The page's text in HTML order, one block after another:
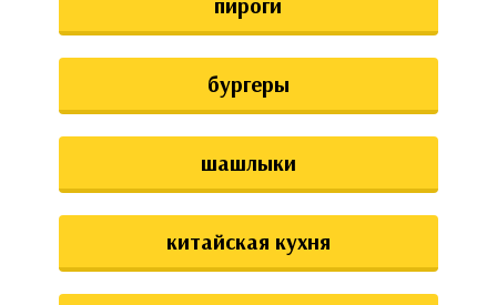
бургеры
шашлыки
китайская кухня